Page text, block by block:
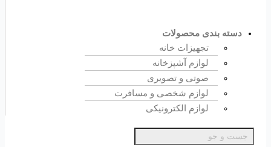
دسته بندی محصولات
تجهیزات خانه
لوازم آشپزخانه
صوتی و تصویری
لوازم شخصی و مسافرت
لوازم الکترونیکی